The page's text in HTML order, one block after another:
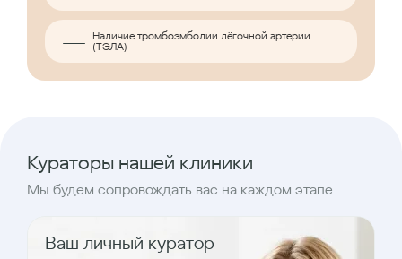
Наличие тромбоэмболии лёгочной артерии
(ТЭЛА)
Кураторы нашей клиники
Мы будем сопровождать вас на каждом этапе
Ваш личный куратор